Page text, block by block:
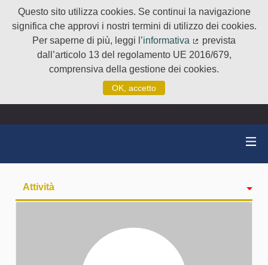
Questo sito utilizza cookies. Se continui la navigazione
significa che approvi i nostri termini di utilizzo dei cookies.
Per saperne di più, leggi l’informativa
(Collegamento
prevista
dall’articolo 13 del regolamento UE 2016/679,
comprensiva della gestione dei cookies.
OK, accetto
Attività